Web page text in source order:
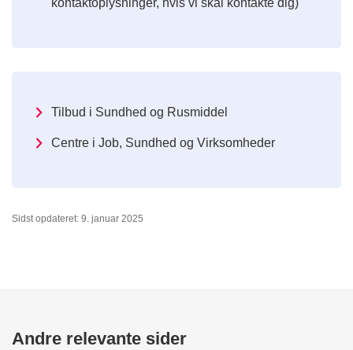
kontaktoplysninger, hvis vi skal kontakte dig)
Tilbud i Sundhed og Rusmiddel
Centre i Job, Sundhed og Virksomheder
Sidst opdateret: 9. januar 2025
Andre relevante sider